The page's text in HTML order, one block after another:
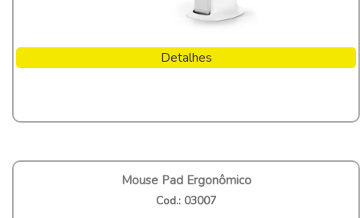
Detalhes
Mouse Pad Ergonômico
Cod.: 03007